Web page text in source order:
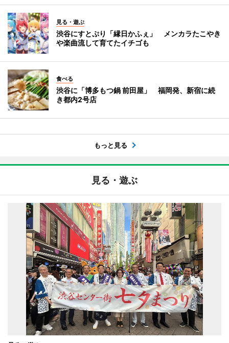
見る・遊ぶ
渋谷にすとぷり「縁日かふぇ」 メンカラたこやき
や楽曲流して育てたイチゴも
食べる
渋谷に「博多もつ鍋 前田屋」 福岡発、新宿に続
き都内2号店
もっと見る
見る・遊ぶ